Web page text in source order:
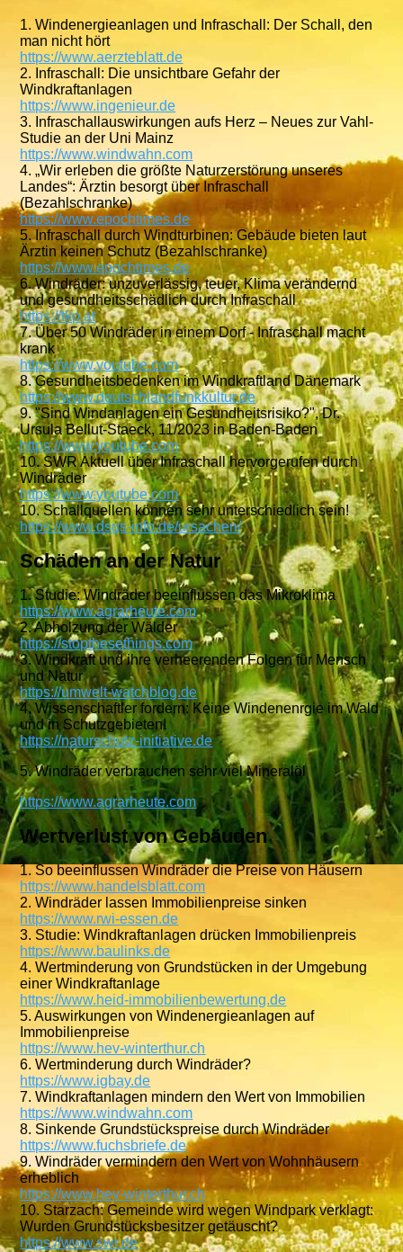
1. Windenergieanlagen und Infraschall: Der Schall, den
man nicht hört
https://www.aerzteblatt.de
2. Infraschall: Die unsichtbare Gefahr der
Windkraftanlagen
https://www.ingenieur.de
3. Infraschallauswirkungen aufs Herz – Neues zur Vahl-
Studie an der Uni Mainz
https://www.windwahn.com
4. „Wir erleben die größte Naturzerstörung unseres
Landes“: Ärztin besorgt über Infraschall
(Bezahlschranke)
https://www.epochtimes.de
5. Infraschall durch Windturbinen: Gebäude bieten laut
Ärztin keinen Schutz (Bezahlschranke)
https://www.epochtimes.de
6. Windräder: unzuverlässig, teuer, Klima verändernd
und gesundheitsschädlich durch Infraschall
https://tkp.at
7. Über 50 Windräder in einem Dorf - Infraschall macht
krank
https://www.youtube.com
8. Gesundheitsbedenken im Windkraftland Dänemark
https://www.deutschlandfunkkultur.de
9. "Sind Windanlagen ein Gesundheitsrisiko?", Dr.
Ursula Bellut-Staeck, 11/2023 in Baden-Baden
https://www.youtube.com
10. SWR Aktuell über Infraschall hervorgerufen durch
Windräder
https://www.youtube.com
10. Schallquellen können sehr unterschiedlich sein!
https://www.dsgs-info.de/ursachen/
Schäden an der Natur
1. Studie: Windräder beeinflussen das Mikroklima
https://www.agrarheute.com
2. Abholzung der Wälder
https://stopthesethings.com
3. Windkraft und ihre verheerenden Folgen für Mensch
und Natur
https://umwelt-watchblog.de
4. Wissenschaftler fordern: Keine Windenenrgie im Wald
und in Schutzgebieten!
https://naturschutz-initiative.de
5. Windräder verbrauchen sehr viel Mineralöl
https://www.agrarheute.com
Wertverlust von Gebäuden
1. So beeinflussen Windräder die Preise von Häusern
https://www.handelsblatt.com
2. Windräder lassen Immobilienpreise sinken
https://www.rwi-essen.de
3. Studie: Windkraftanlagen drücken Immobilienpreis
https://www.baulinks.de
4. Wertminderung von Grundstücken in der Umgebung
einer Windkraftanlage
https://www.heid-immobilienbewertung.de
5. Auswirkungen von Windenergieanlagen auf
Immobilienpreise
https://www.hev-winterthur.ch
6. Wertminderung durch Windräder?
https://www.igbay.de
7. Windkraftanlagen mindern den Wert von Immobilien
https://www.windwahn.com
8. Sinkende Grundstückspreise durch Windräder
https://www.fuchsbriefe.de
9. Windräder vermindern den Wert von Wohnhäusern
erheblich
https://www.hev-winterthur.ch
10. Starzach: Gemeinde wird wegen Windpark verklagt:
Wurden Grundstücksbesitzer getäuscht?
https://www.swr.de